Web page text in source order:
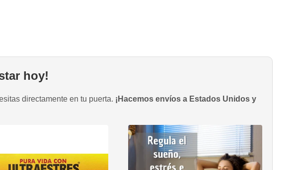
hoy!
directamente en tu puerta. ¡Hacemos envíos a Estados Unidos y